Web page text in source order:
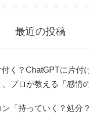
最近の投稿
く？ChatGPTに片付
プロが教える「感情
「持っていく？処分